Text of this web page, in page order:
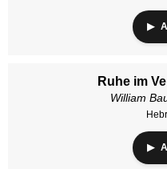
Ruhe im
William